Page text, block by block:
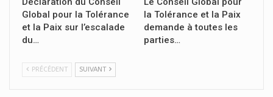
Global pour la Tolérance
et la Paix sur l’escalade
du…
la Tolérance et la Paix
demande à toutes les
parties…
PRÉCÉDENT SUIVANT